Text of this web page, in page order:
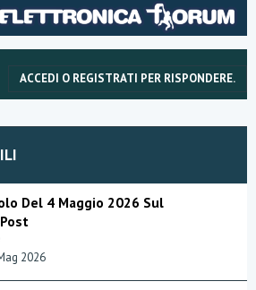
ACCEDI O REGISTRATI PER RISPONDERE.
Del 4 Maggio 2026 Sul
2026